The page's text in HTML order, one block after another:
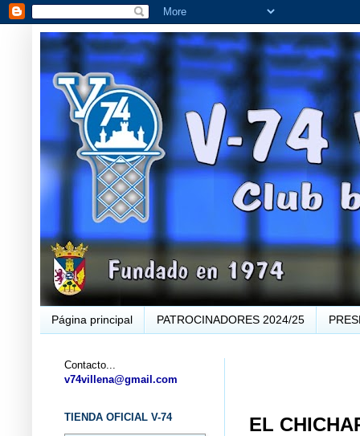
Página principal PATROCINADORES 2024/25
EL
Contacto...
v74villena@gmail.com
TIENDA OFICIAL V-74